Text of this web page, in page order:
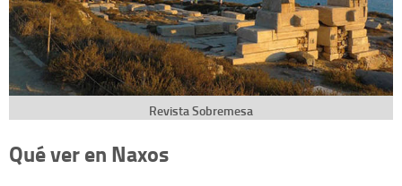
Revista Sobremesa
Qué ver en Naxos